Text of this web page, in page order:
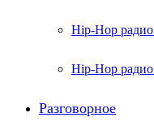
Hip-Hop
Hip-Hop
Разговорное